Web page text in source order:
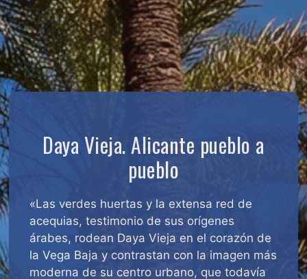
Daya Vieja. Alicante pueblo a
pueblo
«Las verdes huertas y la extensa red de
acequias, testimonio de sus orígenes
árabes, rodean Daya Vieja en el corazón de
la Vega Baja y contrastan con la imagen más
moderna de su centro urbano, que todavía